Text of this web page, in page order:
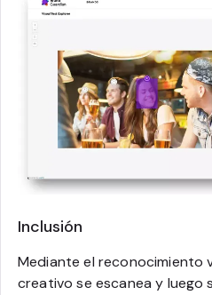
Inclusión
Mediante el reconocimiento
creativo se escanea y luego